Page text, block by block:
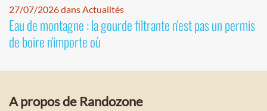
27/07/2026 dans Actualités
Eau de montagne : la gourde filtrante n'est pas un permis
de boire n'importe où
A propos de Randozone